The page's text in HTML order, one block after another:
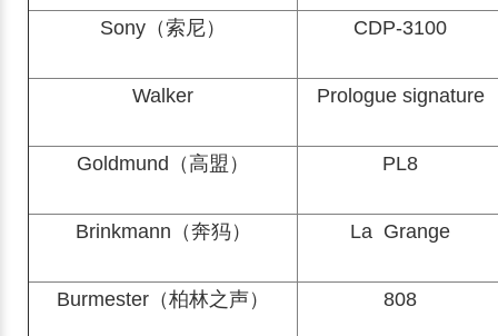
Sony（索尼） CDP-3100
Walker Prologue signature
Goldmund（高盟） PL8
Brinkmann（奔犸） La Grange
Burmester（柏林之声） 808